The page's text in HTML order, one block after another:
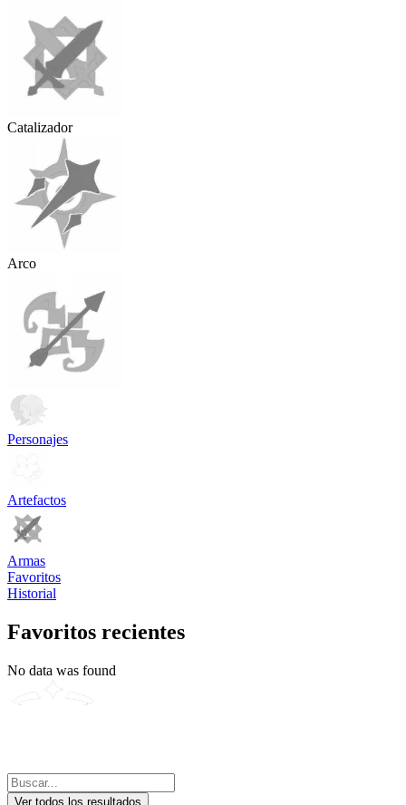
Catalizador
Arco
Personajes
Artefactos
Armas
Favoritos
Historial
Favoritos recientes
No data was found
Ver todos los resultados